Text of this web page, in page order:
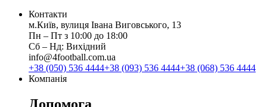
Контакти
м.Київ, вулиця Івана Виговського, 13
Пн ‒ Пт з 10:00 до 18:00
Сб ‒ Нд: Вихідний
info@4football.com.ua
+38 (050) 536 4444+38 (093) 536 4444+38 (068) 536 4444
Компанія